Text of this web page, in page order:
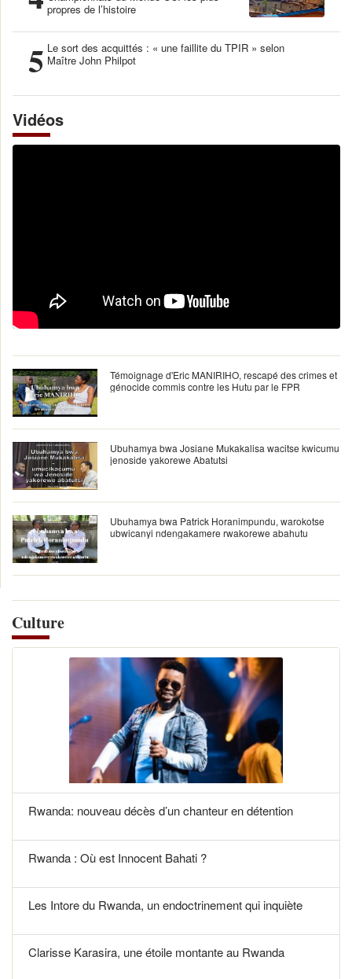
propres de l’histoire
5 Le sort des acquittés : « une faillite du TPIR » selon
Maître John Philpot
Vidéos
Témoignage d'Eric MANIRIHO, rescapé des crimes et
génocide commis contre les Hutu par le FPR
Ubuhamya bwa Josiane Mukakalisa wacitse kwicumu
jenoside yakorewe Abatutsi
Ubuhamya bwa Patrick Horanimpundu, warokotse
ubwicanyi ndengakamere rwakorewe abahutu
Culture
Rwanda: nouveau décès d’un chanteur en détention
Rwanda : Où est Innocent Bahati ?
Les Intore du Rwanda, un endoctrinement qui inquiète
Clarisse Karasira, une étoile montante au Rwanda